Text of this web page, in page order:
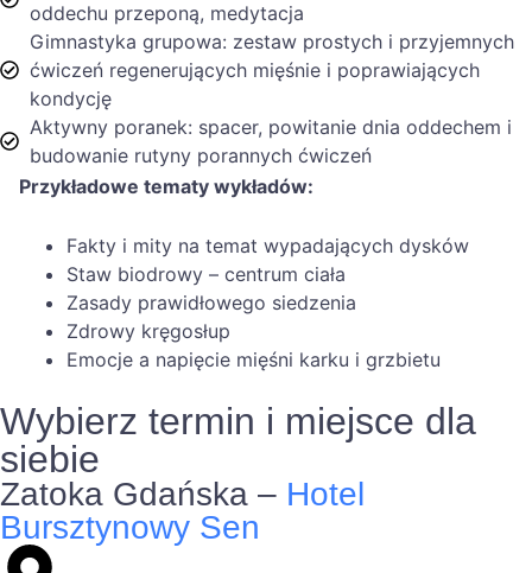
oddechu przeponą, medytacja
Gimnastyka grupowa: zestaw prostych i przyjemnych
ćwiczeń regenerujących mięśnie i poprawiających
kondycję
Aktywny poranek: spacer, powitanie dnia oddechem i
budowanie rutyny porannych ćwiczeń
Przykładowe tematy wykładów:
Fakty i mity na temat wypadających dysków
Staw biodrowy – centrum ciała
Zasady prawidłowego siedzenia
Zdrowy kręgosłup
Emocje a napięcie mięśni karku i grzbietu
Wybierz termin i miejsce dla
siebie
Zatoka Gdańska – Hotel
Bursztynowy Sen